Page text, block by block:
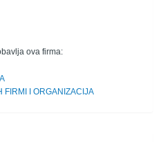
ova firma:
FIRMI I ORGANIZACIJA